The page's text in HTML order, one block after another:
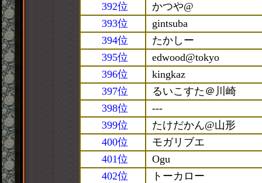
392位
かつや@
393位
gintsuba
394位
たかしー
395位
edwood@tokyo
396位
kingkaz
397位
るいこすた＠川崎
398位
---
399位
たけだかん@山形
400位
モガリブエ
401位
Ogu
402位
トーカロー